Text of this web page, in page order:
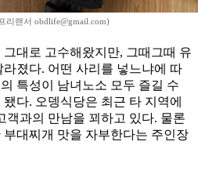
리랜서 obdlife@gmail.com)
대로 고수해왔지만, 그때그때 유
졌다. 어떤 사리를 넣느냐에 따
특성이 남녀노소 모두 즐길 수
다. 오뎅식당은 최근 타 지역에
객과의 만남을 꾀하고 있다. 물론
대찌개 맛을 자부한다는 주인장